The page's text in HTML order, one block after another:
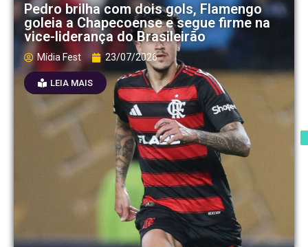
Pedro brilha com dois gols, Flamengo
goleia a Chapecoense e segue firme na
vice-liderança do Brasileirão
Mídia Fest 23/07/2026
LEIA MAIS